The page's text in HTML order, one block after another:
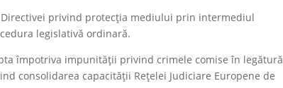
privind protecția mediului prin intermediul
legislativă ordinară.
împotriva impunității privind crimele comise în legătură
consolidarea capacității Rețelei Judiciare Europene de